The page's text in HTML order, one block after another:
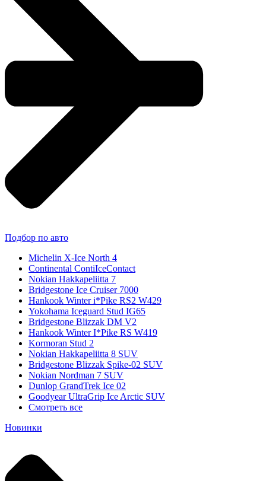
Подбор по авто
Michelin X-Ice North 4
Continental ContiIceContact
Nokian Hakkapeliitta 7
Bridgestone Ice Cruiser 7000
Hankook Winter i*Pike RS2 W429
Yokohama Iceguard Stud IG65
Bridgestone Blizzak DM V2
Hankook Winter I*Pike RS W419
Kormoran Stud 2
Nokian Hakkapeliitta 8 SUV
Bridgestone Blizzak Spike-02 SUV
Nokian Nordman 7 SUV
Dunlop GrandTrek Ice 02
Goodyear UltraGrip Ice Arctic SUV
Смотреть все
Новинки